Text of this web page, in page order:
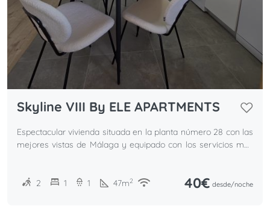
Skyline VIII By ELE APARTMENTS
Espectacular vivienda situada en la planta número 28 con las
mejores vistas de Málaga y equipado con los servicios más
2 1 1 47m2 40€ desde/noche